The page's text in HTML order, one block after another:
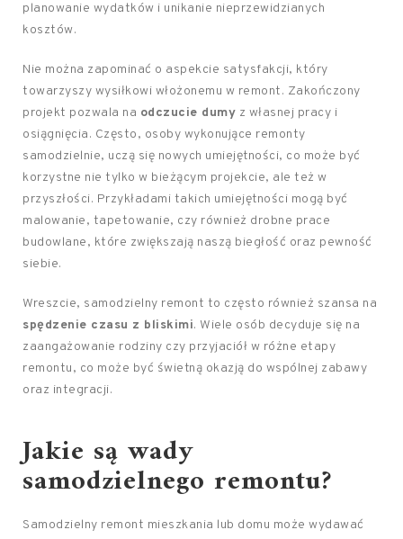
planowanie wydatków i unikanie nieprzewidzianych
kosztów.
Nie można zapominać o aspekcie satysfakcji, który
towarzyszy wysiłkowi włożonemu w remont. Zakończony
projekt pozwala na odczucie dumy z własnej pracy i
osiągnięcia. Często, osoby wykonujące remonty
samodzielnie, uczą się nowych umiejętności, co może być
korzystne nie tylko w bieżącym projekcie, ale też w
przyszłości. Przykładami takich umiejętności mogą być
malowanie, tapetowanie, czy również drobne prace
budowlane, które zwiększają naszą biegłość oraz pewność
siebie.
Wreszcie, samodzielny remont to często również szansa na
spędzenie czasu z bliskimi. Wiele osób decyduje się na
zaangażowanie rodziny czy przyjaciół w różne etapy
remontu, co może być świetną okazją do wspólnej zabawy
oraz integracji.
Jakie są wady
samodzielnego remontu?
Samodzielny remont mieszkania lub domu może wydawać